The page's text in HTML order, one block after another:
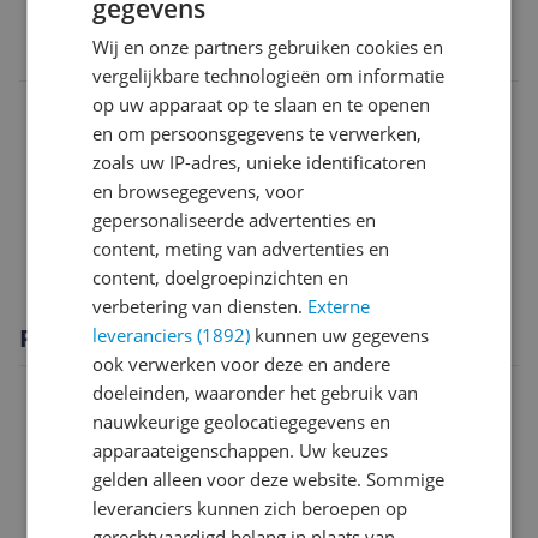
8806096367568
Aansluitingen
Algemeen
Functies
Scherm
Productomschrijving
gegevens
Wij en onze partners gebruiken cookies en
vergelijkbare technologieën om informatie
op uw apparaat op te slaan en te openen
en om persoonsgegevens te verwerken,
zoals uw IP-adres, unieke identificatoren
en browsegegevens, voor
gepersonaliseerde advertenties en
content, meting van advertenties en
content, doelgroepinzichten en
verbetering van diensten. Externe
leveranciers (1892) kunnen uw gegevens
ook verwerken voor deze en andere
doeleinden, waaronder het gebruik van
nauwkeurige geolocatiegegevens en
apparaateigenschappen. Uw keuzes
gelden alleen voor deze website. Sommige
leveranciers kunnen zich beroepen op